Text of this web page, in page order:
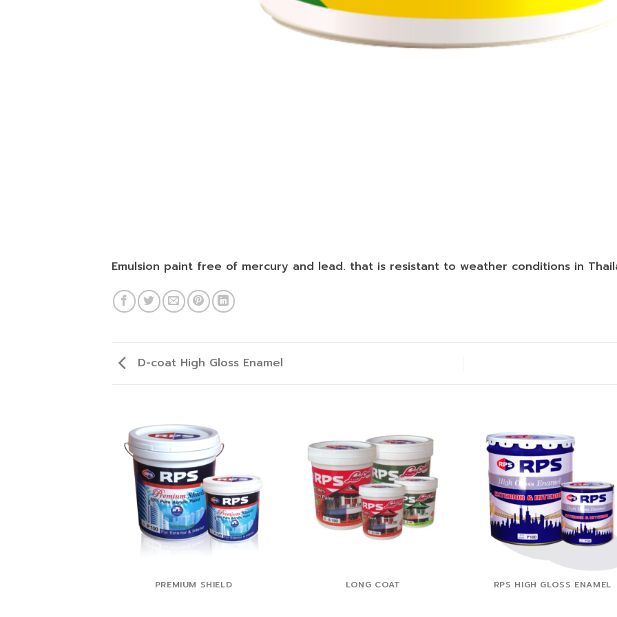
Emulsion paint free of mercury and lead. that is resistant to weather conditions in
D-coat High Gloss Enamel
PREMIUM SHIELD LONG COAT RPS HIGH GLOSS ENAMEL